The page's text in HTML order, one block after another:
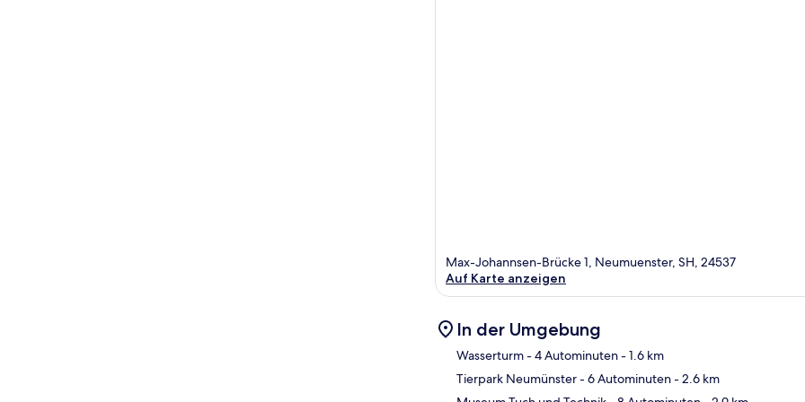
Max-Johannsen-Brücke 1, Neumuenster, SH, 24537
Auf Karte anzeigen
In der Umgebung
Wasserturm- 4 Autominuten- 1.6 km
Tierpark Neumünster- 6 Autominuten- 2.6 km